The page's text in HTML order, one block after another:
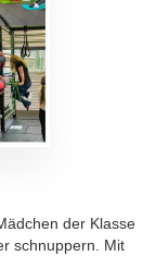
der Klasse
schnuppern. Mit